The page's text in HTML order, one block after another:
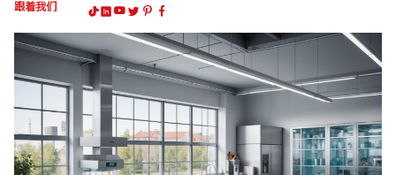
跟着我们